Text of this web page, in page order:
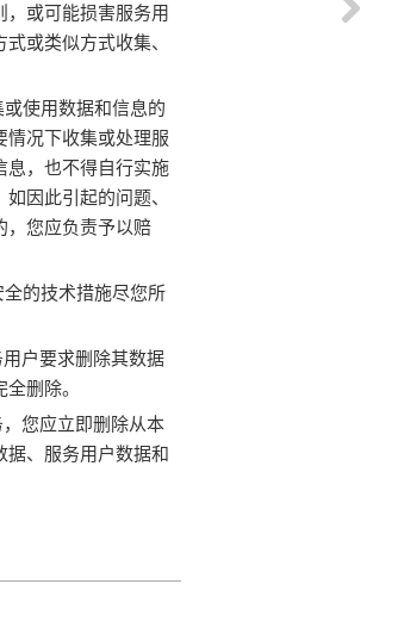
，或可能损害服务用
或类似方式收集、
使用数据和信息的
情况下收集或处理服
息，也不得自行实施
因此引起的问题、
，您应负责予以赔
的技术措施尽您所
户要求删除其数据
删除。
您应立即删除从本
据、服务用户数据和